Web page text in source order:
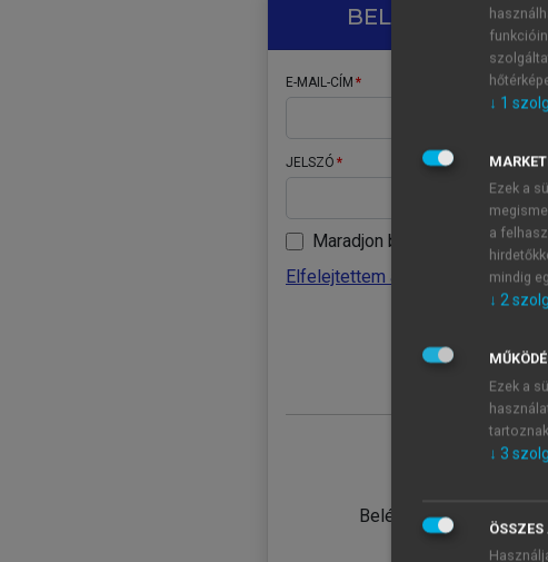
BELÉPÉS SAJÁT
E-MAIL-CÍM
JELSZÓ
Maradjon belépve
Elfelejtettem a jelszavamat
Belépés intézményi
↓ 1
Ezek a
a
mindig
↓ 2
Ezek a
↓ 3